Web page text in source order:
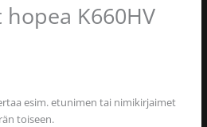
K660HV
esim. etunimen tai nimikirjaimet
toiseen.